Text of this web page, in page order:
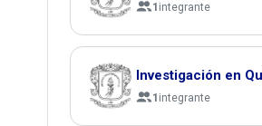
1 integrante
Investigación en
1 integrante